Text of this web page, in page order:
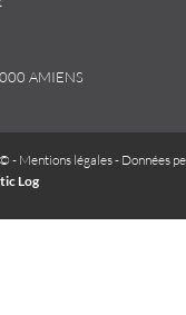
AMIENS
- Mentions légales- Données
Log